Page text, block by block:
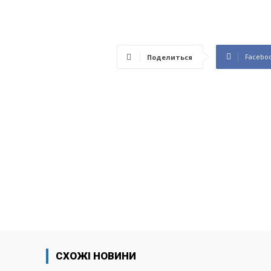
Поделиться
СХОЖІ НОВИНИ